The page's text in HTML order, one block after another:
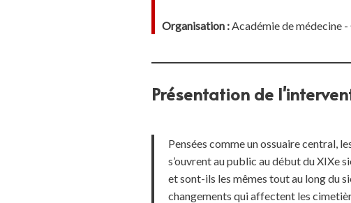
Organisation :Académie de médecine
Présentation de
Pensées comme un ossuaire central,
s’ouvrent au public au début du XIXe
et sont-ils les mêmes tout au long du
changements qui affectent les